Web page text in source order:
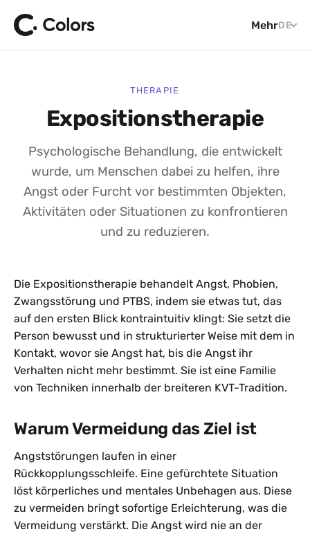
MehrDE
THERAPIE
Expositionstherapie
Psychologische Behandlung, die entwickelt
wurde, um Menschen dabei zu helfen, ihre
Angst oder Furcht vor bestimmten Objekten,
Aktivitäten oder Situationen zu konfrontieren
und zu reduzieren.
Die Expositionstherapie behandelt Angst, Phobien,
Zwangsstörung und PTBS, indem sie etwas tut, das
auf den ersten Blick kontraintuitiv klingt: Sie setzt die
Person bewusst und in strukturierter Weise mit dem in
Kontakt, wovor sie Angst hat, bis die Angst ihr
Verhalten nicht mehr bestimmt. Sie ist eine Familie
von Techniken innerhalb der breiteren KVT-Tradition.
Warum Vermeidung das Ziel ist
Angststörungen laufen in einer
Rückkopplungsschleife. Eine gefürchtete Situation
löst körperliches und mentales Unbehagen aus. Diese
zu vermeiden bringt sofortige Erleichterung, was die
Vermeidung verstärkt. Die Angst wird nie an der